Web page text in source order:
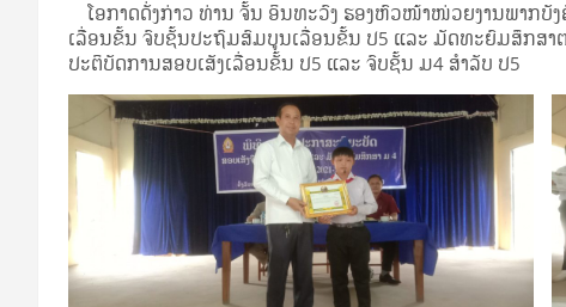
ໂອກາດດັ່ງກ່າວ ທ່ານ ຈັ້ນ ອິນທະວົງ ຮອງຫົວໜ້າໜ່ວຍງານພາກບັງ
ເລື່ອນຂັ້ນ ຈົບຊັ້ນປະຖົມສົມບູນເລື່ອນຂັ້ນ ປ5 ແລະ ມັດທະຍົມສຶກສາ
ປະຕິບັດການສອບເສັງເລື່ອນຂັ້ນ ປ5 ແລະ ຈົບຊັ້ນ ມ4 ສໍາລັບ ປ5